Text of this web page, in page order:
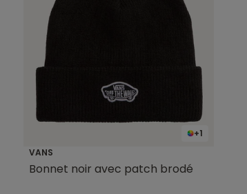
+1
VANS
Bonnet noir avec patch brodé